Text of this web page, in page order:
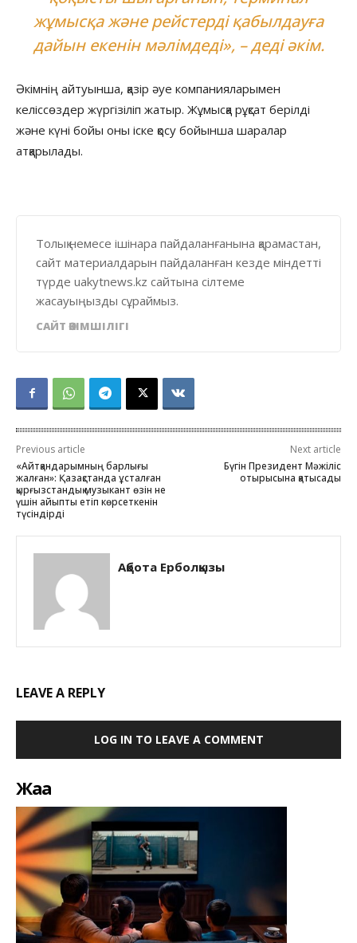
жұмысқа және рейстерді қабылдауға
дайын екенін мәлімдеді», – деді әкім.
Әкімнің айтуынша, қазір әуе компанияларымен
келіссөздер жүргізіліп жатыр. Жұмысқа рұқсат берілді
және күні бойы оны іске қосу бойынша шаралар
атқарылады.
Толық немесе ішінара пайдаланғанына қарамастан,
сайт материалдарын пайдаланған кезде міндетті
түрде uakytnews.kz сайтына сілтеме
жасауыңызды сұраймыз.
САЙТ ӘКІМШІЛІГІ
Previous article
«Айтқандарымның барлығы
жалған»: Қазақстанда ұсталған
қырғызстандық музыкант өзін не
үшін айыпты етіп көрсеткенін
түсіндірді
Next article
Бүгін Президент Мәжіліс
отырысына қатысады
Ақбота Ерболқызы
LEAVE A REPLY
LOG IN TO LEAVE A COMMENT
Жаңа